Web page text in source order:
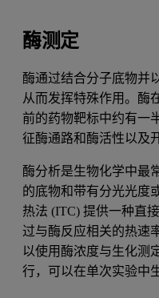
酶测定
酶通过结合分子底物并
从而发挥特殊作用。酶
前的药物靶标中约有一
征酶通路和酶活性以及
酶分析是生物化学中最
的底物和带有分光光度
热法 (ITC) 提供一种直
过与酶反应相关的热速
以使用酶浓度与生化测
行，可以在单次实验中